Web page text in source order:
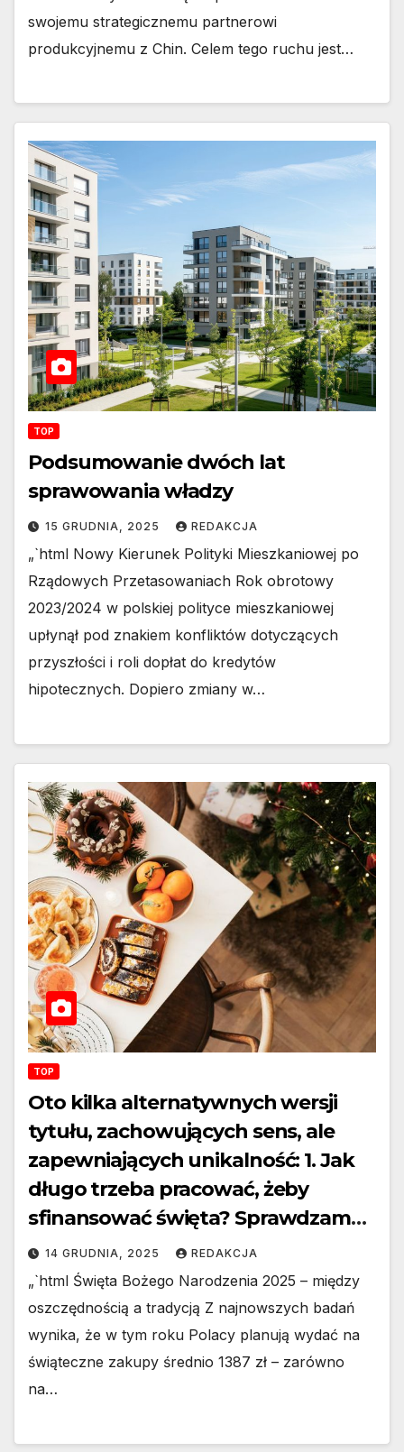
swojemu strategicznemu partnerowi
produkcyjnemu z Chin. Celem tego ruchu jest…
TOP
Podsumowanie dwóch lat
sprawowania władzy
15 GRUDNIA, 2025 REDAKCJA
„`html Nowy Kierunek Polityki Mieszkaniowej po
Rządowych Przetasowaniach Rok obrotowy
2023/2024 w polskiej polityce mieszkaniowej
upłynął pod znakiem konfliktów dotyczących
przyszłości i roli dopłat do kredytów
hipotecznych. Dopiero zmiany w…
TOP
Oto kilka alternatywnych wersji
tytułu, zachowujących sens, ale
zapewniających unikalność: 1. Jak
długo trzeba pracować, żeby
sfinansować święta? Sprawdzamy
wyliczenia 2. Ile godzin pracy
potrzeba, by pokryć wydatki
świąteczne? Analiza kosztów 3.
Praca na święta — po jakim czasie
zarobisz na tegoroczne wydatki? 4.
Zarobić na święta: ile pracy
14 GRUDNIA, 2025 REDAKCJA
„`html Święta Bożego Narodzenia 2025 – między
oszczędnością a tradycją Z najnowszych badań
wynika, że w tym roku Polacy planują wydać na
świąteczne zakupy średnio 1387 zł – zarówno
na…